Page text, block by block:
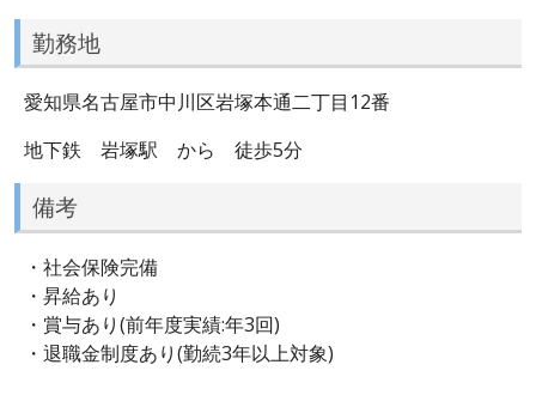
勤務地
愛知県名古屋市中川区岩塚本通二丁目12番
地下鉄 岩塚駅 から 徒歩5分
備考
・社会保険完備
・昇給あり
・賞与あり(前年度実績:年3回)
・退職金制度あり(勤続3年以上対象)